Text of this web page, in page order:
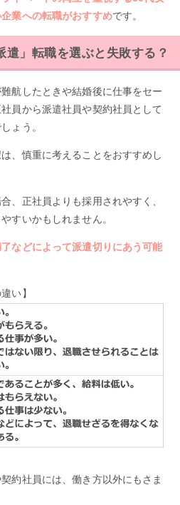
業への転職がおすすめです。
」転職を選ぶと失敗する？
航したときや結婚後に仕事をセー
員から派遣社員や契約社員として
ょう。
、慎重に考えることをおすすめし
、正社員よりも採用されやすく、
すいかもしれません。
などによって派遣切りにあう可能
い】
約社員には、働き方以外にもさま